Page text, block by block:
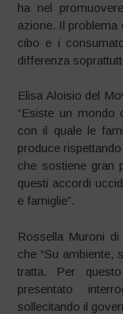
ha nel
azione. Il problema
cibo e i
differenza
Elisa Aloisio del
“Esiste un mondo
con il quale le
produce
che sostiene gran
questi accordi
e famiglie”.
Rossella Muroni
che “Su ambiente,
tratta. Per
presentato
sollecitando il